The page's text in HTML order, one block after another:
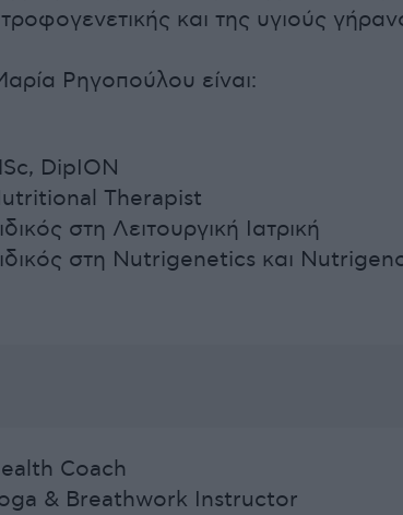
και της υγιούς
Ρηγοπούλου είναι:
DipION
Therapist
στη Λειτουργική Ιατρική
στη Nutrigenetics και
Coach
& Breathwork Instructor